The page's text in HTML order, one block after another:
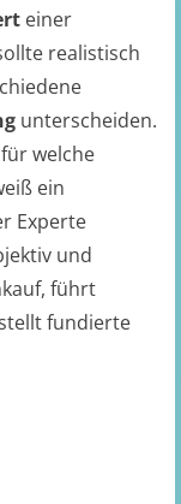
einer
realistisch
unterscheiden.
für welche
ein
Experte
und
führt
fundierte